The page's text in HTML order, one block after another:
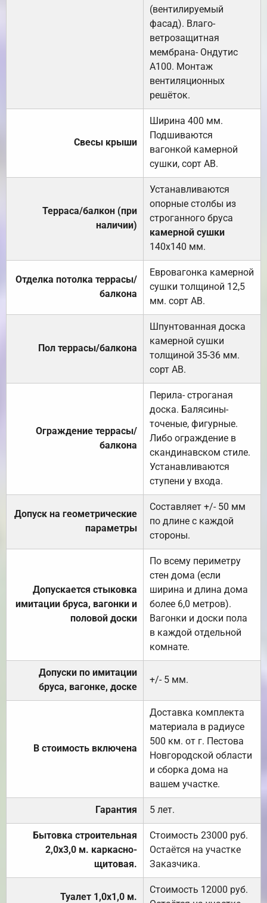
(вентилируемый
фасад). Влаго-
ветрозащитная
мембрана- Ондутис
А100. Монтаж
вентиляционных
решёток.
Свесы крыши
Ширина 400 мм.
Подшиваются
вагонкой камерной
сушки, сорт АВ.
Терраса/балкон (при
наличии)
Устанавливаются
опорные столбы из
строганного бруса
камерной сушки
140х140 мм.
Отделка потолка террасы/
балкона
Евровагонка камерной
сушки толщиной 12,5
мм. сорт АВ.
Пол террасы/балкона
Шпунтованная доска
камерной сушки
толщиной 35-36 мм.
сорт АВ.
Ограждение террасы/
балкона
Перила- строганая
доска. Балясины-
точеные, фигурные.
Либо ограждение в
скандинавском стиле.
Устанавливаются
ступени у входа.
Допуск на геометрические
параметры
Составляет +/- 50 мм
по длине с каждой
стороны.
Допускается стыковка
имитации бруса, вагонки и
половой доски
По всему периметру
стен дома (если
ширина и длина дома
более 6,0 метров).
Вагонки и доски пола
в каждой отдельной
комнате.
Допуски по имитации
бруса, вагонке, доске
+/- 5 мм.
В стоимость включена
Доставка комплекта
материала в радиусе
500 км. от г. Пестова
Новгородской области
и сборка дома на
вашем участке.
Гарантия 5 лет.
Бытовка строительная
2,0х3,0 м. каркасно-
щитовая.
Стоимость 23000 руб.
Остаётся на участке
Заказчика.
Туалет 1,0х1,0 м.
Стоимость 12000 руб.